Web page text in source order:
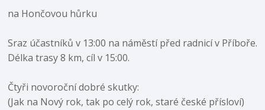
na Hončovou hůrku
Sraz účastníků v 13:00 na náměstí před radnicí v Příboře.
Délka trasy 8 km, cíl v 15:00.
Čtyři novoroční dobré skutky:
(Jak na Nový rok, tak po celý rok, staré české přísloví)